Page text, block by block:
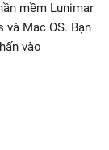
mềm Lunimar
và Mac OS. Bạn
vào